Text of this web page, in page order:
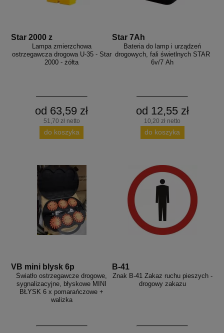
Star 2000 z
Lampa zmierzchowa
ostrzegawcza drogowa U-35 - Star
2000 - żółta
od 63,59 zł
51,70 zł netto
do koszyka
Star 7Ah
Bateria do lamp i urządzeń
drogowych, fali świetlnych STAR
6v/7 Ah
od 12,55 zł
10,20 zł netto
do koszyka
VB mini blysk 6p
Światło ostrzegawcze drogowe,
sygnalizacyjne, błyskowe MINI
BŁYSK 6 x pomarańczowe +
walizka
B-41
Znak B-41 Zakaz ruchu pieszych -
drogowy zakazu